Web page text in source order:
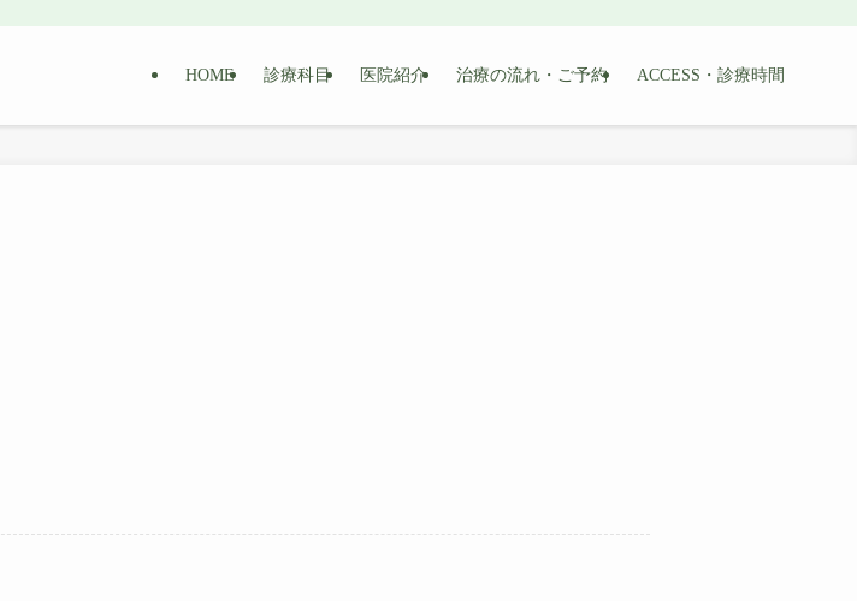
HOME 診療科目 医院紹介 治療の流れ・ご予約 ACCESS・診療時間